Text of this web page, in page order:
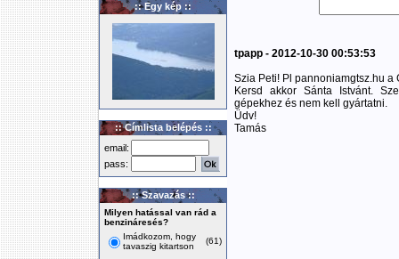
:: Egy kép ::
:: Címlista belépés ::
email:
pass:
:: Szavazás ::
Milyen hatással van rád a
benzináresés?
Imádkozom, hogy
tavaszig kitartson
(61)
tpapp - 2012-10-30 00:53:53
Szia Peti! Pl pannoniamgtsz.hu
Kersd akkor Sánta Istvánt.
gépekhez és nem kell gyártatni.
Üdv!
Tamás